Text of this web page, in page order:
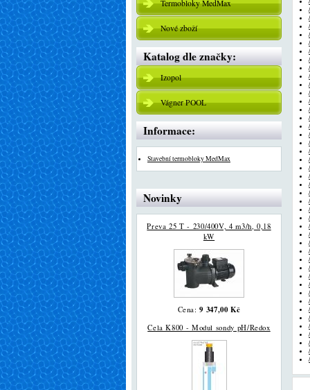
Termobloky MedMax
Nové zboží
Katalog dle značky:
Izopol
Vágner POOL
Informace:
Stavební termobloky MedMax
Novinky
Preva 25 T - 230/400V, 4 m3/h, 0,18
kW
Cena:9 347,00 Kč
Cela K800 - Modul sondy pH/Redox